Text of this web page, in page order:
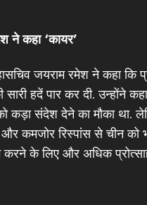
ने कहा ‘कायर’
जयराम रमेश ने कहा कि
सारी हदें पार कर दी. उन्होंने
कड़ा संदेश देने का मौका था.
और कमजोर रिस्पांस से चीन को
करने के लिए और अधिक